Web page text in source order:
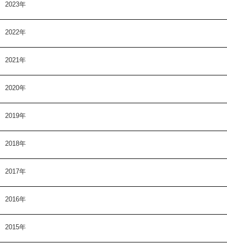
2023年
2022年
2021年
2020年
2019年
2018年
2017年
2016年
2015年